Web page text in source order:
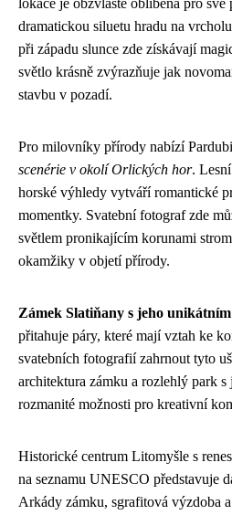
lokace je obzvláště oblíbená pro
dramatickou siluetu hradu na
při západu slunce zde získávají
světlo krásně zvýrazňuje jak
stavbu v pozadí.
Pro milovníky přírody nabízí
scenérie v okolí Orlických hor.
horské výhledy vytváří romantické
momentky. Svatební fotograf zde
světlem pronikajícím korunami
okamžiky v objetí přírody.
Zámek Slatiňany s jeho
přitahuje páry, které mají vztah ke
svatebních fotografií zahrnout tyto
architektura zámku a rozlehlý park
rozmanité možnosti pro kreativní
Historické centrum Litomyšle s
na seznamu UNESCO představuje
Arkády zámku, sgrafitová výzdoba